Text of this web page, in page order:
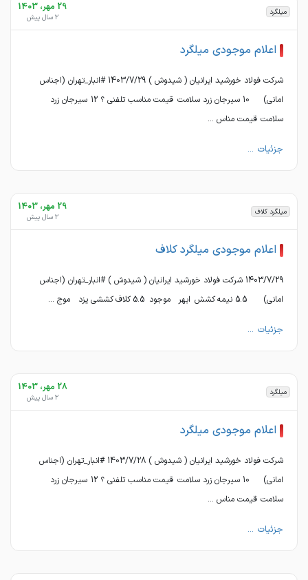
میلگرد 29 مهر، 1403
2 سال پیش
اعلام موجودی میلگرد
شرکت فولاد خورشید ایرانیان ( شیدوش ) 1403/7/29 #انبار_تهران (اجناس
امانی) 10 سیرجان زرد سلامت قیمت مناسب تلفنی ؟ 12 سیرجان زرد
سلامت قیمت مناس ...
جزئیات ...
میلگرد کلاف 29 مهر، 1403
2 سال پیش
اعلام موجودی میلگرد کلاف
1403/7/29 شرکت فولاد خورشید ایرانیان ( شیدوش ) #انبار_تهران (اجناس
امانی) 5.5 نیمه کشش ابهر موجود 5.5 کلاف کششی یزد موج ...
جزئیات ...
میلگرد 28 مهر، 1403
2 سال پیش
اعلام موجودی میلگرد
شرکت فولاد خورشید ایرانیان ( شیدوش ) 1403/7/28 #انبار_تهران (اجناس
امانی) 10 سیرجان زرد سلامت قیمت مناسب تلفنی ؟ 12 سیرجان زرد
سلامت قیمت مناس ...
جزئیات ...